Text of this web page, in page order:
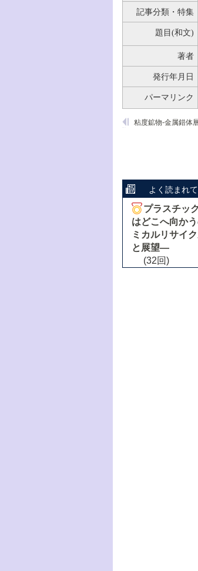
記事分類・特集
題目(和文)
著者
発行年月日
パーマリンク
よく読まれ
プラスチッ
はどこへ向か
ミカルリサイ
と展望―
(32回)